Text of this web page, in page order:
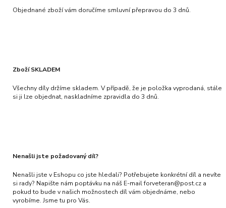
Objednané zboží vám doručíme smluvní přepravou do 3 dnů.
Zboží SKLADEM
Všechny díly držíme skladem. V případě, že je položka vyprodaná, stále
si ji lze objednat, naskladníme zpravidla do 3 dnů.
Nenašli jste požadovaný díl?
Nenašli jste v Eshopu co jste hledali? Potřebujete konkrétní díl a nevíte
si rady? Napište nám poptávku na náš E-mail forveteran@post.cz a
pokud to bude v našich možnostech díl vám objednáme, nebo
vyrobíme. Jsme tu pro Vás.